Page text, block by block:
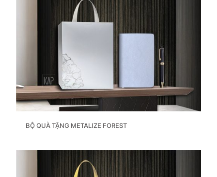
BỘ QUÀ TẶNG METALIZE FOREST